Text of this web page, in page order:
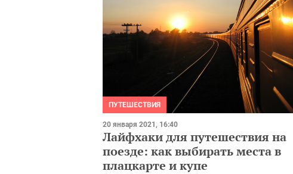
ПУТЕШЕСТВИЯ
20 января 2021, 16:40
Лайфхаки для путешествия на
поезде: как выбирать места в
плацкарте и купе